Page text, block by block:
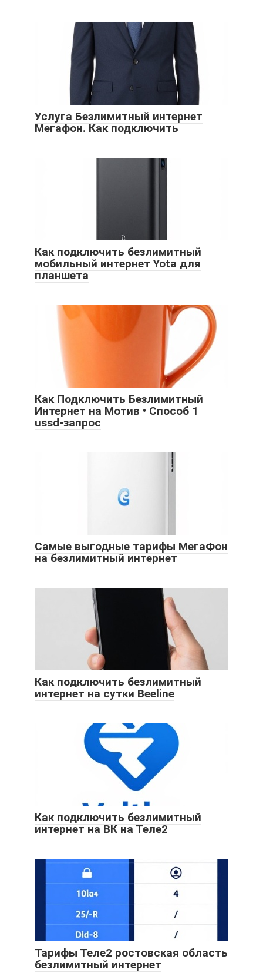
Услуга Безлимитный интернет
Мегафон. Как подключить
Как подключить безлимитный
мобильный интернет Yota для
планшета
Как Подключить Безлимитный
Интернет на Мотив • Способ 1
ussd-запрос
Самые выгодные тарифы МегаФон
на безлимитный интернет
Как подключить безлимитный
интернет на сутки Beeline
Как подключить безлимитный
интернет на ВК на Теле2
Тарифы Теле2 ростовская область
безлимитный интернет